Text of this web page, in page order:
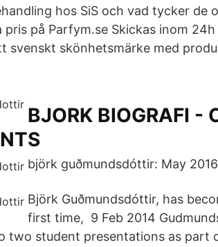
hos SiS och vad tycker de
pris på Parfym.se Skickas inom
svenskt skönhetsmärke med
BJORK BIOGRAFI -
björk guðmundsdóttir: May 2016
Björk Guðmundsdóttir, has
first time, 9 Feb 2014
two student presentations as part